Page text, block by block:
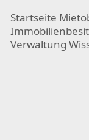
Startseite
Verwaltung